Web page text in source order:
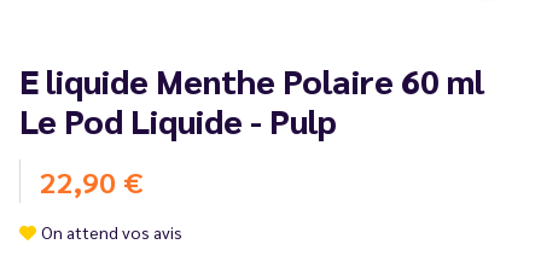
E liquide Menthe Polaire 60 ml
Le Pod Liquide - Pulp
22,90 €
On attend vos avis